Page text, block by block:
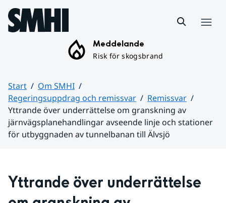
Hoppa till sidans innehåll
Meddelande
Risk för skogsbrand
Start
Om SMHI
Regeringsuppdrag och remissvar
Remissvar
Yttrande över underrättelse om granskning av
järnvägsplanehandlingar avseende linje och stationer
för utbyggnaden av tunnelbanan till Älvsjö
Yttrande över underrättelse